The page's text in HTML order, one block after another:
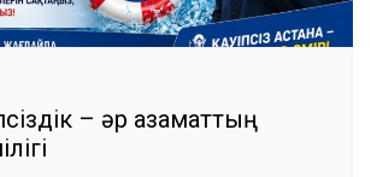
– әр азаматтың